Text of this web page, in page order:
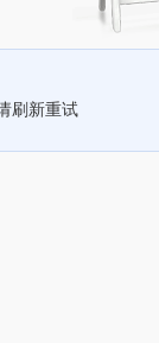
刷新重试